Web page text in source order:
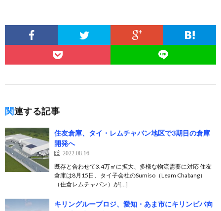
関連する記事
住友倉庫、タイ・レムチャバン地区で3期目の倉庫
開発へ
2022.08.16
既存と合わせて3.4万㎡に拡大、多様な物流需要に対応 住友
倉庫は8月15日、タイ子会社のSumiso（Leam Chabang）
（住倉レムチャバン）が[…]
キリングループロジ、愛知・あま市にキリンビバ向